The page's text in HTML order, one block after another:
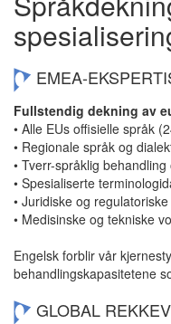
EMEA-
Fullstendig dekning av
• Alle EUs offisielle språk
• Regionale språk og
• Tverr-språklig
• Spesialiserte
• Juridiske og
• Medisinske og tekniske
Engelsk forblir vår
behandlingskapasitetene
GLOBAL